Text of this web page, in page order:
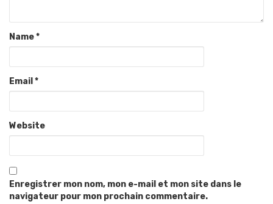
Name*
Email *
Website
Enregistrer mon nom, mon e-mail et mon site dans le
navigateur pour mon prochain commentaire.